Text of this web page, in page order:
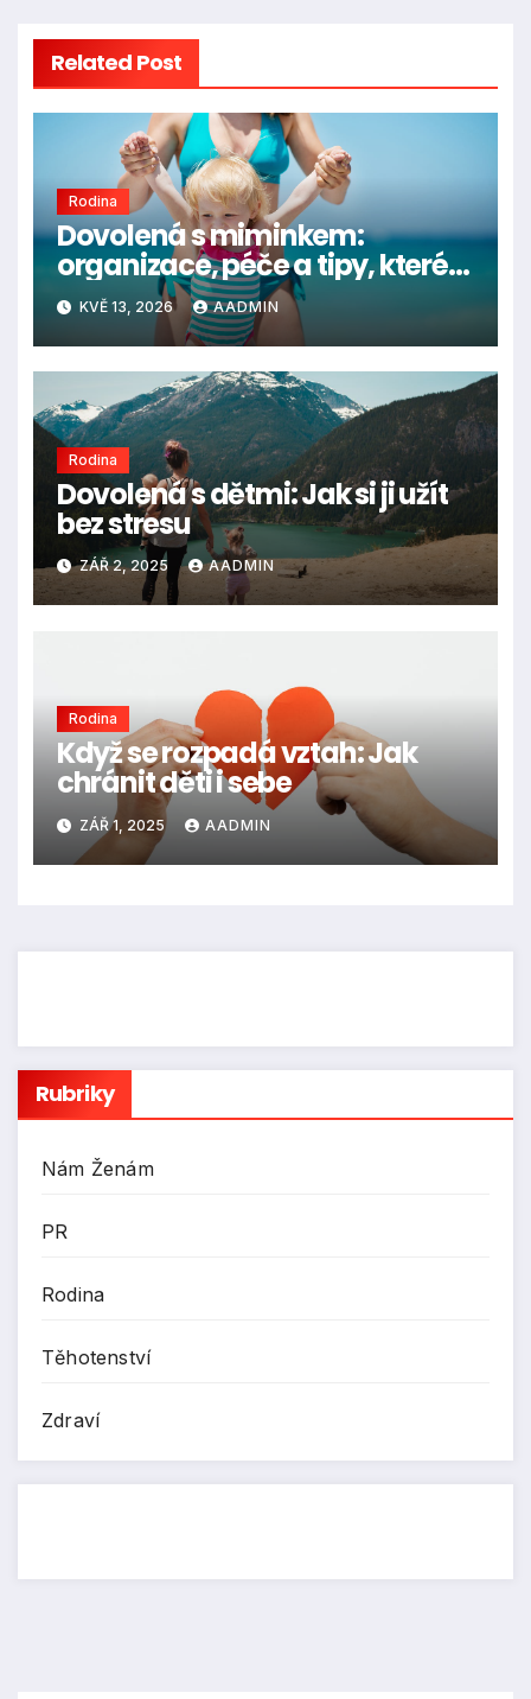
Related Post
Rodina
Dovolená s miminkem:
organizace, péče a tipy, které
rozhodují
KVĚ 13, 2026 AADMIN
Rodina
Dovolená s dětmi: Jak si ji užít
bez stresu
ZÁŘ 2, 2025 AADMIN
Rodina
Když se rozpadá vztah: Jak
chránit děti i sebe
ZÁŘ 1, 2025 AADMIN
Rubriky
Nám Ženám
PR
Rodina
Těhotenství
Zdraví